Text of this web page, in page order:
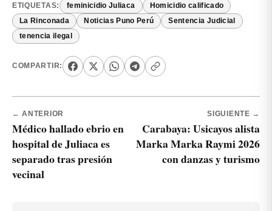
ETIQUETAS: feminicidio Juliaca Homicidio calificado
La Rinconada Noticias Puno Perú Sentencia Judicial
tenencia ilegal
COMPARTIR:
← ANTERIOR
Médico hallado ebrio en
hospital de Juliaca es
separado tras presión
vecinal
SIGUIENTE →
Carabaya: Usicayos alista
Marka Marka Raymi 2026
con danzas y turismo